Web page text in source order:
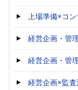
上場準備×コ
経営企画・管
経営企画・管
経営企画×監査